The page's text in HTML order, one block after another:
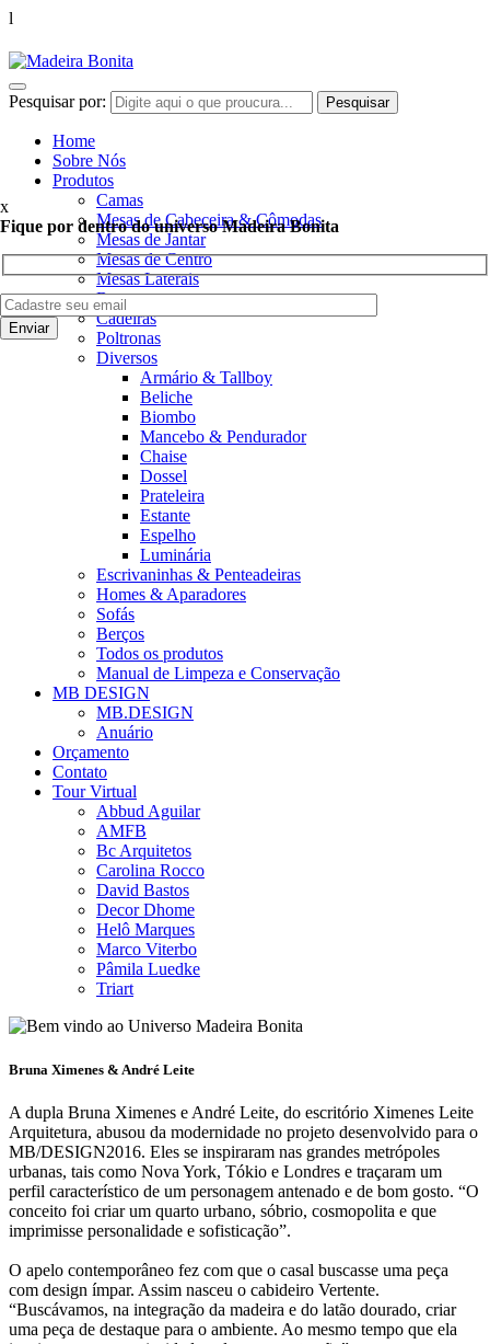
l
Pesquisar por:
Home
Sobre Nós
Produtos
Camas
Mesas de Cabeceira & Cômodas
Mesas de Jantar
Mesas de Centro
Mesas Laterais
Bancos
Cadeiras
Poltronas
Diversos
Armário & Tallboy
Beliche
Biombo
Mancebo & Pendurador
Chaise
Dossel
Prateleira
Estante
Espelho
Luminária
Escrivaninhas & Penteadeiras
Homes & Aparadores
Sofás
Berços
Todos os produtos
Manual de Limpeza e Conservação
MB DESIGN
MB.DESIGN
Anuário
Orçamento
Contato
Tour Virtual
Abbud Aguilar
AMFB
Bc Arquitetos
Carolina Rocco
David Bastos
Decor Dhome
Helô Marques
Marco Viterbo
Pâmila Luedke
Triart
Bruna Ximenes & André Leite
A dupla Bruna Ximenes e André Leite, do escritório Ximenes Leite
Arquitetura, abusou da modernidade no projeto desenvolvido para o
MB/DESIGN2016. Eles se inspiraram nas grandes metrópoles
urbanas, tais como Nova York, Tókio e Londres e traçaram um
perfil característico de um personagem antenado e de bom gosto. “O
conceito foi criar um quarto urbano, sóbrio, cosmopolita e que
imprimisse personalidade e sofisticação”.
O apelo contemporâneo fez com que o casal buscasse uma peça
com design ímpar. Assim nasceu o cabideiro Vertente.
“Buscávamos, na integração da madeira e do latão dourado, criar
uma peça de destaque para o ambiente. Ao mesmo tempo que ela
x
Fique por dentro do universo Madeira Bonita